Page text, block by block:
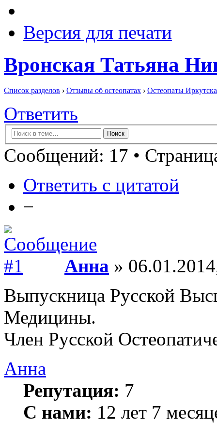
Версия для печати
Вронская Татьяна
Список разделов › Отзывы об остеопатах › Остеопаты
Ответить
Сообщений: 17 •
Ответить с цитатой
−
Анна »
Выпускница Русской
Медицины.
Член Русской
Анна
Репутация: 7
С нами: 12 лет 7